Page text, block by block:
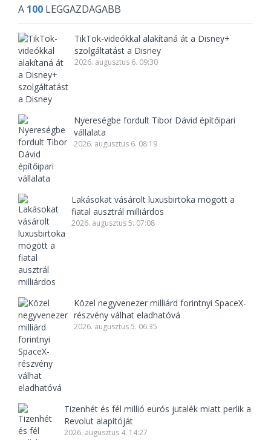
A 100 LEGGAZDAGABB
TikTok-videókkal alakítaná át a Disney+
szolgáltatást a Disney
2026. augusztus 6. 09:30
Nyereségbe fordult Tibor Dávid építőipari
vállalata
2026. augusztus 6. 08:19
Lakásokat vásárolt luxusbirtoka mögött a
fiatal ausztrál milliárdos
2026. augusztus 5. 07:08
Közel negyvenezer milliárd forintnyi SpaceX-
részvény válhat eladhatóvá
2026. augusztus 5. 06:35
Tizenhét és fél millió eurós jutalék miatt perlik a
Revolut alapítóját
2026. augusztus 4. 14:27